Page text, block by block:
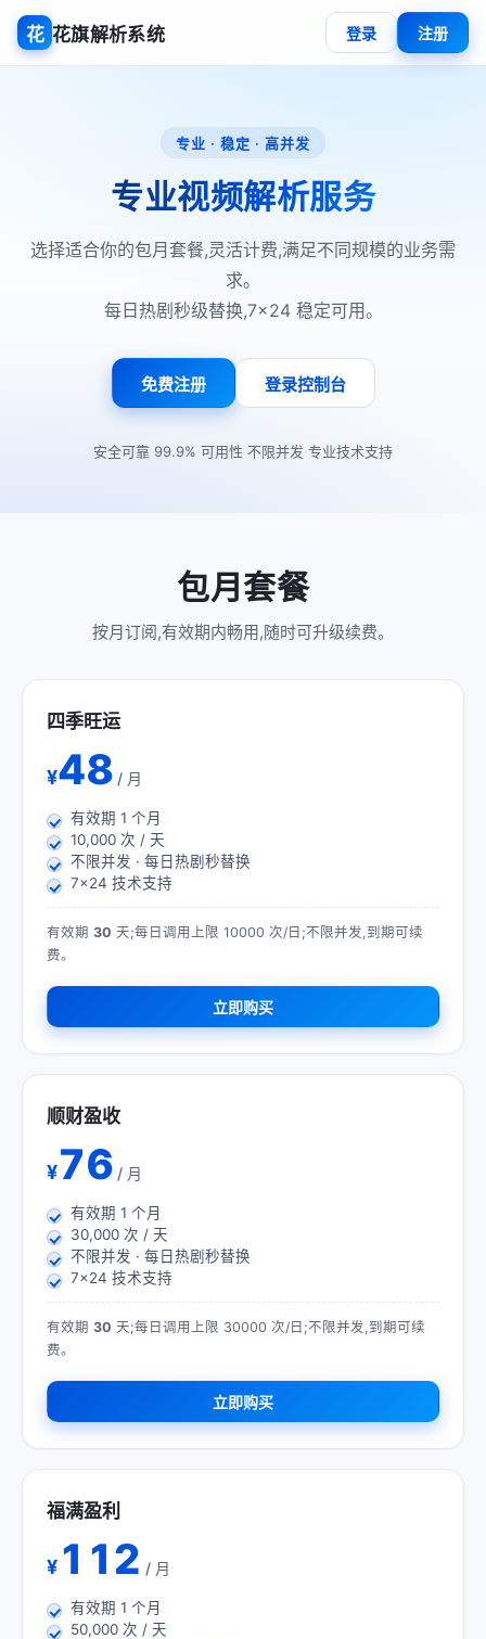
花 花旗解析系统 登录 注册
专业 · 稳定 · 高并发
专业视频解析服务
选择适合你的包月套餐,灵活计费,满足不同规模的业务需
求。
每日热剧秒级替换,7×24 稳定可用。
免费注册 登录控制台
安全可靠 99.9% 可用性 不限并发 专业技术支持
包月套餐
按月订阅,有效期内畅用,随时可升级续费。
四季旺运
¥48 / 月
有效期 1 个月
10,000 次 / 天
不限并发 · 每日热剧秒替换
7×24 技术支持
有效期 30 天;每日调用上限 10000 次/日;不限并发,到期可续
费。
立即购买
顺财盈收
¥76 / 月
有效期 1 个月
30,000 次 / 天
不限并发 · 每日热剧秒替换
7×24 技术支持
有效期 30 天;每日调用上限 30000 次/日;不限并发,到期可续
费。
立即购买
福满盈利
¥ 112 / 月
有效期 1 个月
50,000 次 / 天